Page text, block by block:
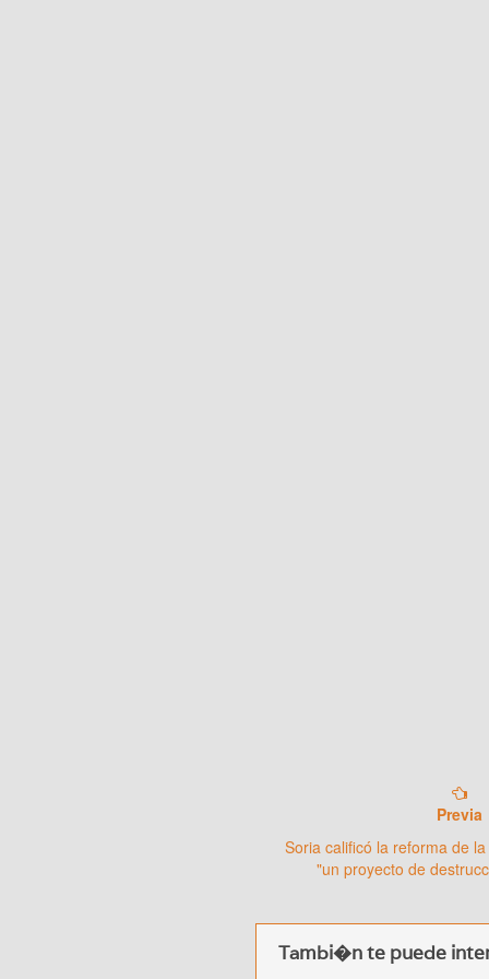
Previa
Soria calificó la reforma de
"un proyecto de
Tambi�n te puede